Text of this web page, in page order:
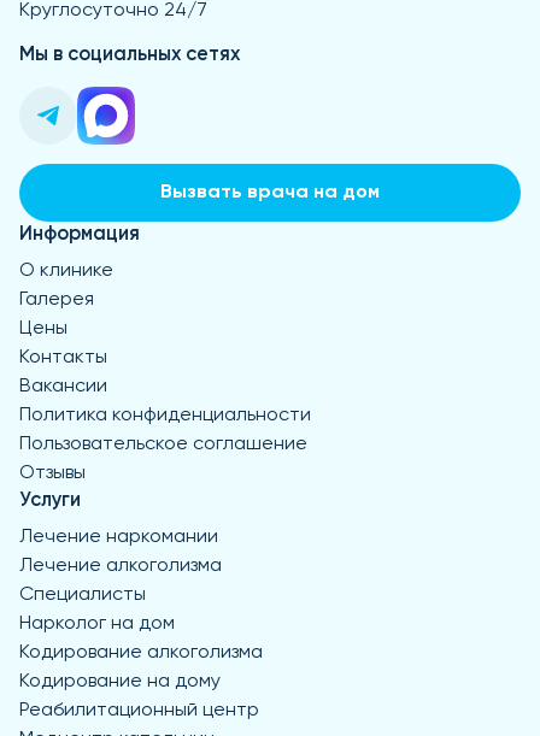
Круглосуточно 24/7
Мы в социальных сетях
Вызвать врача на дом
Информация
О клинике
Галерея
Цены
Контакты
Вакансии
Политика конфиденциальности
Пользовательское соглашение
Отзывы
Услуги
Лечение наркомании
Лечение алкоголизма
Специалисты
Нарколог на дом
Кодирование алкоголизма
Кодирование на дому
Реабилитационный центр